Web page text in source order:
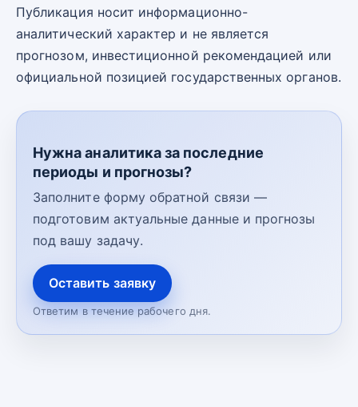
Публикация носит информационно-
аналитический характер и не является
прогнозом, инвестиционной рекомендацией или
официальной позицией государственных органов.
Нужна аналитика за последние
периоды и прогнозы?
Заполните форму обратной связи —
подготовим актуальные данные и прогнозы
под вашу задачу.
Оставить заявку
Ответим в течение рабочего дня.